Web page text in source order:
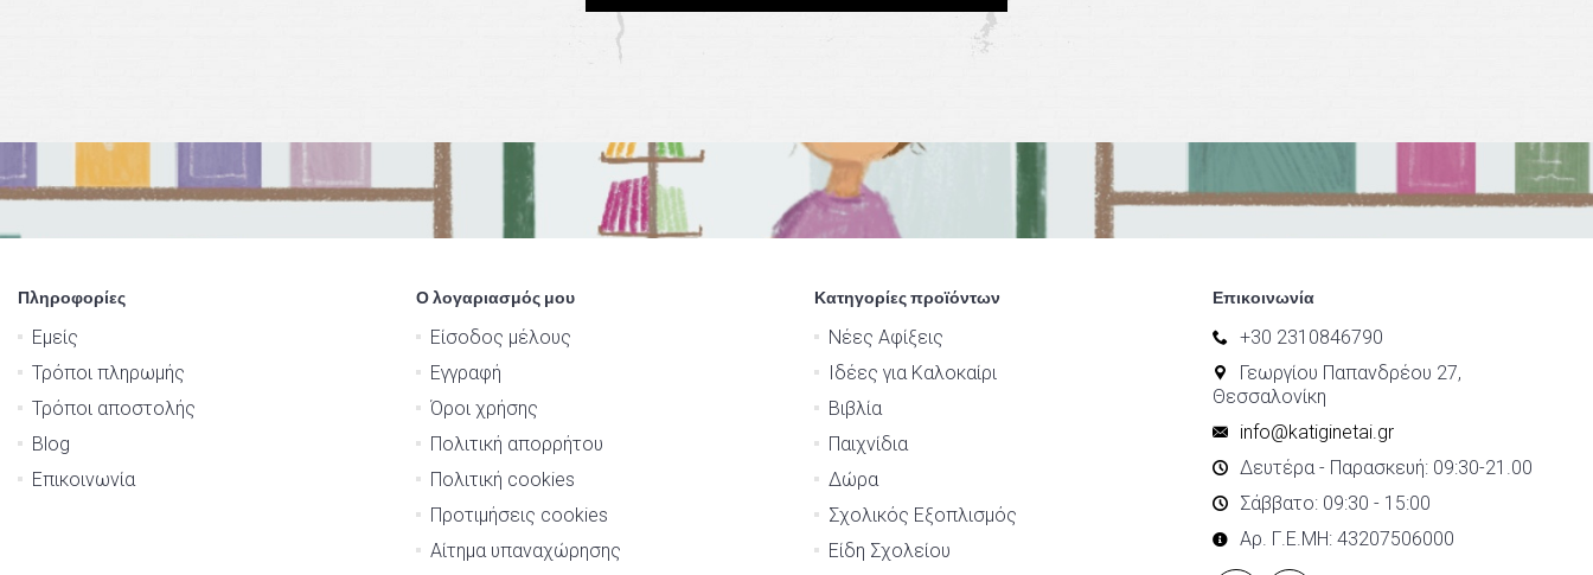
Πληροφορίες
Εμείς
Τρόποι πληρωμής
Τρόποι αποστολής
Blog
Επικοινωνία
Ο λογαριασμός μου
Είσοδος μέλους
Εγγραφή
Όροι χρήσης
Πολιτική απορρήτου
Πολιτική cookies
Προτιμήσεις cookies
Αίτημα υπαναχώρησης
Κατηγορίες προϊόντων
Νέες Αφίξεις
Ιδέες για Καλοκαίρι
Βιβλία
Παιχνίδια
Δώρα
Σχολικός Εξοπλισμός
Είδη Σχολείου
Επικοινωνία
+30 2310846790
Γεωργίου Παπανδρέου 27,
Θεσσαλονίκη
info@katiginetai.gr
Δευτέρα - Παρασκευή: 09:30-21.00
Σάββατο: 09:30 - 15:00
Αρ. Γ.Ε.ΜΗ: 43207506000